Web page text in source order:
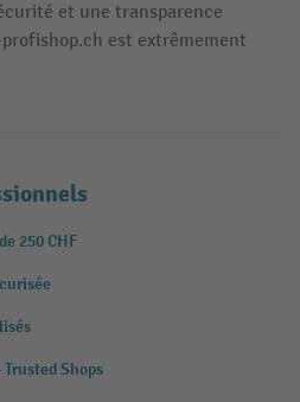
et une transparence
est extrêmement
250 CHF
Shops